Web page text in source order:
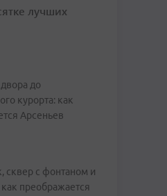
лучших
до
курорта: как
Арсеньев
сквер с фонтаном и
как преображается